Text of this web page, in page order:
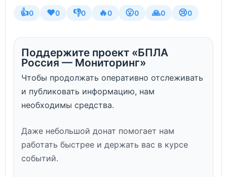
👍0 ❤️0 👎0 🔥0 😮0 🙏0 😢0
Поддержите проект «БПЛА
Россия — Мониторинг»
Чтобы продолжать оперативно отслеживать
и публиковать информацию, нам
необходимы средства.
Даже небольшой донат помогает нам
работать быстрее и держать вас в курсе
событий.